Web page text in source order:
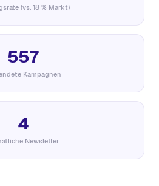
(vs. 18 % Markt)
557
Kampagnen
4
Newsletter